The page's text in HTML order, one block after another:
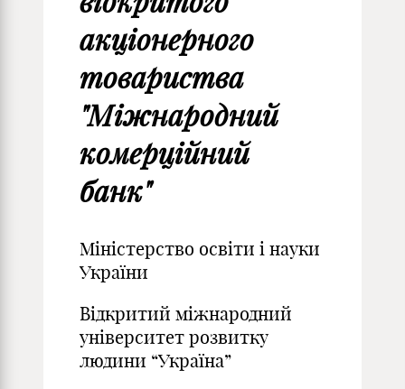
акціонерного
товариства
"Міжнародний
комерційний
банк"
Міністерство освіти і науки
України
Відкритий міжнародний
університет розвитку
людини “Україна”